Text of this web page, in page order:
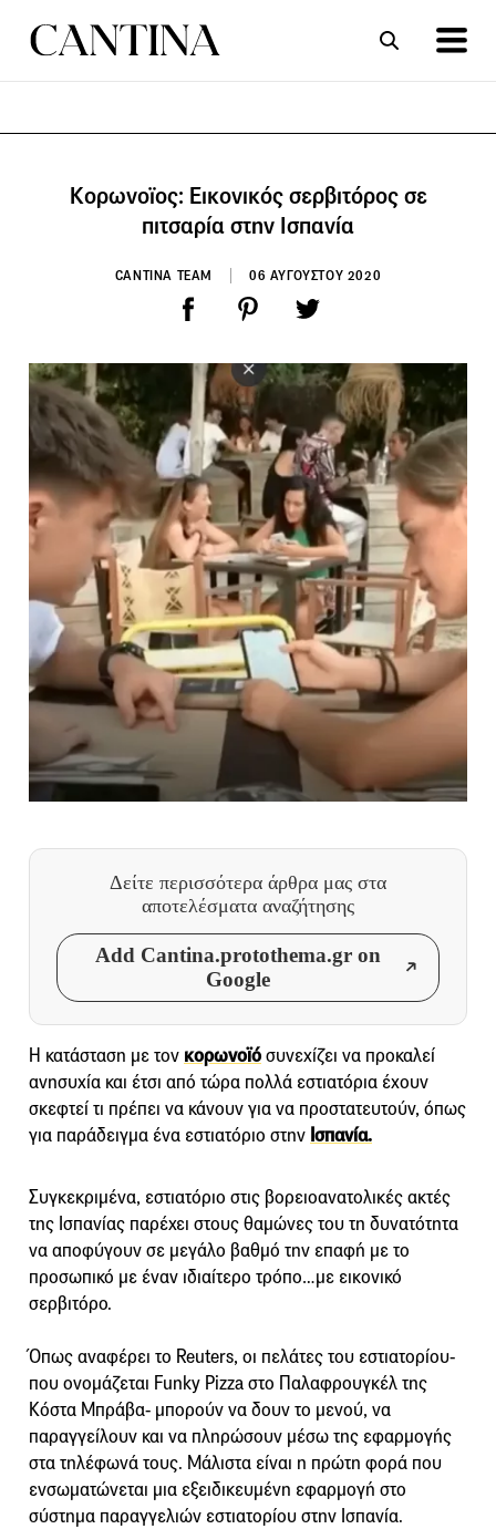
Κορωνοϊος: Εικονικός σερβιτόρος σε
πιτσαρία στην Ισπανία
CANTINA TEAM 06 ΑΥΓΟΥΣΤΟΥ 2020
Δείτε περισσότερα άρθρα μας στα
αποτελέσματα αναζήτησης
Add Cantina.protothema.gr on
Google
Η κατάσταση με τον κορωνοϊόσυνεχίζει να προκαλεί
ανησυχία και έτσι από τώρα πολλά εστιατόρια έχουν
σκεφτεί τι πρέπει να κάνουν για να προστατευτούν, όπως
για παράδειγμα ένα εστιατόριο στην Ισπανία.
Συγκεκριμένα, εστιατόριο στις βορειοανατολικές ακτές
της Ισπανίας παρέχει στους θαμώνες του τη δυνατότητα
να αποφύγουν σε μεγάλο βαθμό την επαφή με το
προσωπικό με έναν ιδιαίτερο τρόπο…με εικονικό
σερβιτόρο.
Όπως αναφέρει το Reuters, οι πελάτες του εστιατορίου-
που ονομάζεται Funky Pizza στο Παλαφρουγκέλ της
Κόστα Μπράβα- μπορούν να δουν το μενού, να
παραγγείλουν και να πληρώσουν μέσω της εφαρμογής
στα τηλέφωνά τους. Μάλιστα είναι η πρώτη φορά που
ενσωματώνεται μια εξειδικευμένη εφαρμογή στο
σύστημα παραγγελιών εστιατορίου στην Ισπανία.